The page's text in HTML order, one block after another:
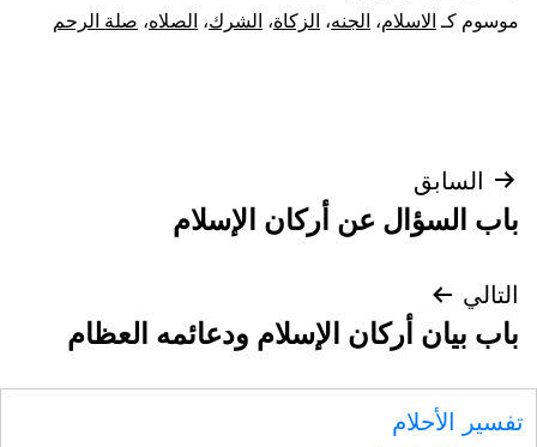
موسوم كـ الاسلام، الجنه، الزكاة، الشرك، الصلاه، صلة الرحم
تصفّح
المقالات
السابق
باب السؤال عن أركان الإسلام
التالي
باب بيان أركان الإسلام ودعائمه العظام
تفسير الأحلام